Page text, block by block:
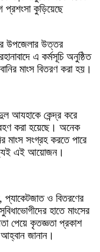
প্রশংসা কুড়িয়েছে
উপজেলার উত্তর
এ কর্মসূচি অনুষ্ঠিত
মাংস বিতরণ করা হয়।
আযহাকে কেন্দ্র করে
করা হয়েছে। অনেক
মাংস সংগ্রহ করতে পারে
এই আয়োজন।
প্যাকেটজাত ও বিতরণের
হাতে মাংসের
পেয়ে কৃতজ্ঞতা প্রকাশ
জানান।